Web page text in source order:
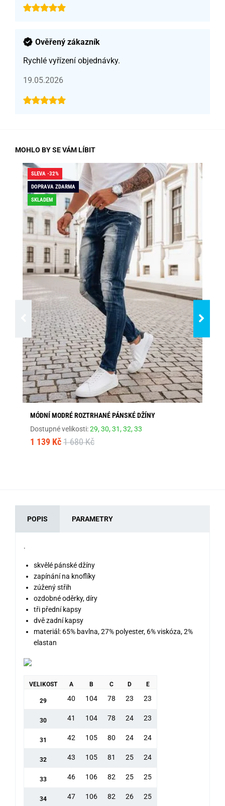
Ověřený zákazník
Rychlé vyřízení objednávky.
19.05.2026
MOHLO BY SE VÁM LÍBIT
SLEVA -32%
DOPRAVA ZDARMA
SKLADEM
MÓDNÍ MODRÉ ROZTRHANÉ PÁNSKÉ DŽÍNY
Dostupné velikosti:29,30,31,32,33
1 139 Kč 1 680 Kč
POPIS PARAMETRY
.
skvělé pánské džíny
zapínání na knoflíky
zúžený střih
ozdobné oděrky, díry
tři přední kapsy
dvě zadní kapsy
materiál: 65% bavlna, 27% polyester, 6% viskóza, 2%
elastan
VELIKOST A B C D E
29 40 104 78 23 23
30 41 104 78 24 23
31 42 105 80 24 24
32 43 105 81 25 24
33 46 106 82 25 25
34 47 106 82 26 25